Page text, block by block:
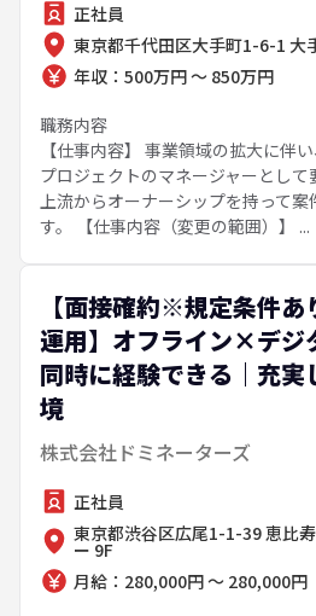
正社員
東京都千代田区大手町1-6-1 大
年収：500万円 ～ 850万円
職務内容
【仕事内容】 事業領域の拡大に伴
プロジェクトのマネージャーとし
上流からオーナーシップを持って案
す。 【仕事内容（変更の範囲）】 ...
【面接確約※規定条件あ
運用】オフライン×デジ
同時に経験できる｜充実
境
株式会社ドミネーターズ
正社員
東京都渋谷区広尾1-1-39 恵比
ー 9F
月給：280,000円 ～ 280,000円